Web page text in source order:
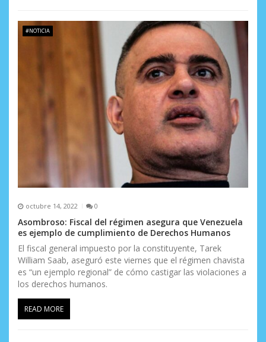
s#NOTICIA
octubre 14, 2022 0
Asombroso: Fiscal del régimen asegura que Venezuela
es ejemplo de cumplimiento de Derechos Humanos
El fiscal general impuesto por la constituyente, Tarek
William Saab, aseguró este viernes que el régimen chavista
es “un ejemplo regional” de cómo castigar las violaciones a
los derechos humanos.
READ MORE